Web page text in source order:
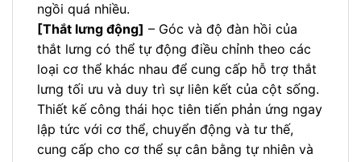
ngồi quá nhiều.
[Thắt lưng động] – Góc và độ đàn hồi của
thắt lưng có thể tự động điều chỉnh theo các
loại cơ thể khác nhau để cung cấp hỗ trợ thắt
lưng tối ưu và duy trì sự liên kết của cột sống.
Thiết kế công thái học tiên tiến phản ứng ngay
lập tức với cơ thể, chuyển động và tư thế,
cung cấp cho cơ thể sự cân bằng tự nhiên và